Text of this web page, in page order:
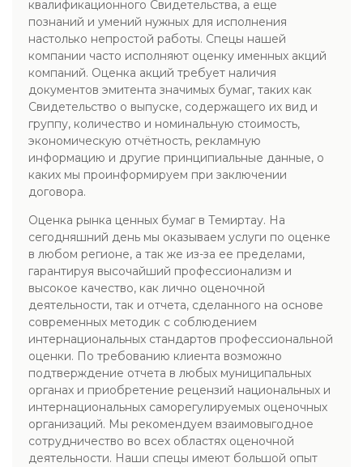
квалификационного Свидетельства, а еще
познаний и умений нужных для исполнения
настолько непростой работы. Спецы нашей
компании часто исполняют оценку именных акций
компаний. Оценка акций требует наличия
документов эмитента значимых бумаг, таких как
Свидетельство о выпуске, содержащего их вид и
группу, количество и номинальную стоимость,
экономическую отчётность, рекламную
информацию и другие принципиальные данные, о
каких мы проинформируем при заключении
договора.
Оценка рынка ценных бумаг в Темиртау. На
сегодняшний день мы оказываем услуги по оценке
в любом регионе, а так же из-за ее пределами,
гарантируя высочайший профессионализм и
высокое качество, как лично оценочной
деятельности, так и отчета, сделанного на основе
современных методик с соблюдением
интернациональных стандартов профессиональной
оценки. По требованию клиента возможно
подтверждение отчета в любых муниципальных
органах и приобретение рецензий национальных и
интернациональных саморегулируемых оценочных
организаций. Мы рекомендуем взаимовыгодное
сотрудничество во всех областях оценочной
деятельности. Наши спецы имеют большой опыт